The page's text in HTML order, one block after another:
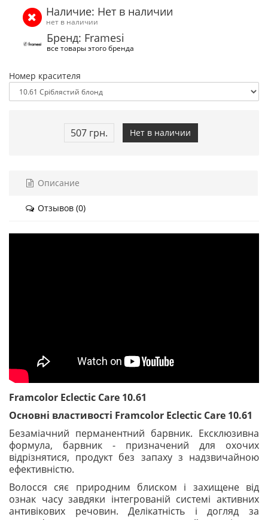
Наличие: Нет в наличии
нет в наличии
Бренд: Framesi
все товары этого бренда
Номер красителя
507 грн. Нет в наличии
Описание
Отзывов (0)
Framcolor Eclectic Care 10.61
Основні властивості Framcolor Eclectic Care 10.61
Безаміачний перманентний барвник. Ексклюзивна
формула, барвник - призначений для охочих
відрізнятися, продукт без запаху з надзвичайною
ефективністю.
Волосся сяє природним блиском і захищене від
ознак часу завдяки інтегрованій системі активних
антивікових речовин. Делікатність і догляд за